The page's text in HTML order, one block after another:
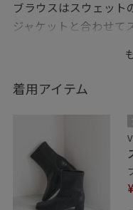
ブラウスはスウェット
ジャケットと合わせ
どと合わせても定番に
着回しコーディネート
さい！
Instagramやってます
→@su2u_.s2
骨格・顔・カラー診
ので、是非店頭でお気
着用アイテム